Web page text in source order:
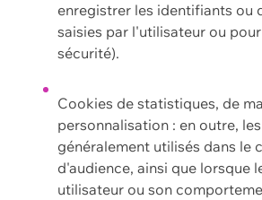
enregistrer les identifiants ou
saisies par l'utilisateur ou
sécurité).
Cookies de statistiques, de
personnalisation : en outre,
généralement utilisés dans le
d'audience, ainsi que lorsque
utilisateur ou son